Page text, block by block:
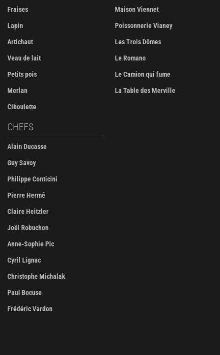
Fraises
Lapin
Artichaut
Veau de lait
Petits pois
Merlan
Ciboulette
Maison Viennet
Poissonnerie Vianey
Les Trois Dômes
Le Romano
Le Camion qui fume
La Table des Merville
CHEFS
Alain Ducasse
Guy Savoy
Philippe Conticini
Pierre Hermé
Claire Heitzler
Joël Robuchon
Anne-Sophie Pic
Cyril Lignac
Christophe Michalak
Paul Bocuse
Frédéric Vardon